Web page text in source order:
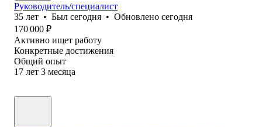
Руководитель/специалист
35 лет • Был сегодня • Обновлено сегодня
170 000 ₽
Активно ищет работу
Конкретные достижения
Общий опыт
17 лет 3 месяца